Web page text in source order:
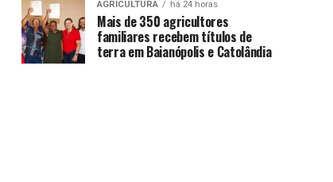
AGRICULTURA há 24 horas
Mais de 350 agricultores
familiares recebem títulos de
terra em Baianópolis e Catolândia